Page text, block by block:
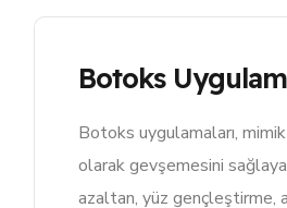
Botoks
Botoks uygulamaları, mimik
olarak gevşemesini
azaltan, yüz gençleştirme,